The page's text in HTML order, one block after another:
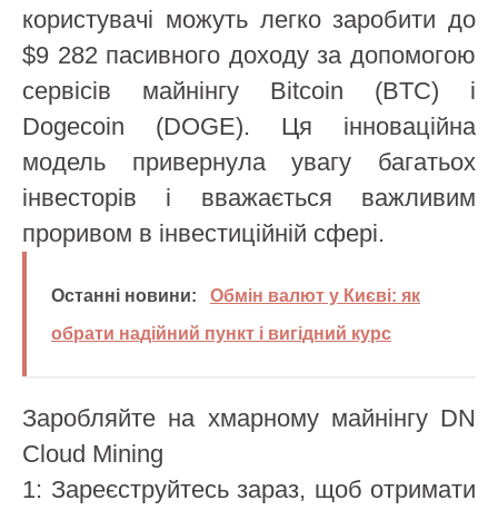
користувачі можуть легко заробити до
$9 282 пасивного доходу за допомогою
сервісів майнінгу Bitcoin (BTC) і
Dogecoin (DOGE). Ця інноваційна
модель привернула увагу багатьох
інвесторів і вважається важливим
проривом в інвестиційній сфері.
Останні новини:
Обмін валют у Києві: як
обрати надійний пункт і вигідний курс
Заробляйте на хмарному майнінгу DN
Cloud Mining
1: Зареєструйтесь зараз, щоб отримати